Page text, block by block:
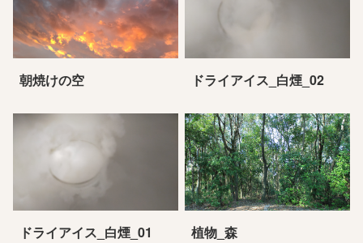
朝焼けの空 ドライアイス_白煙_02
ドライアイス_白煙_01 植物_森